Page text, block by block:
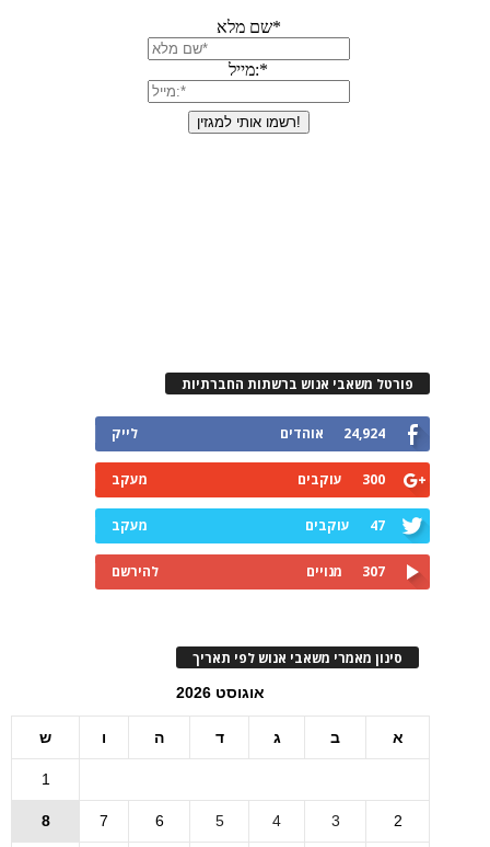
פורטל משאבי אנוש ברשתות החברתיות
24,924 אוהדים לייק
300 עוקבים מעקב
47 עוקבים מעקב
307 מנויים להירשם
סינון מאמרי משאבי אנוש לפי תאריך
אוגוסט 2026
א ב ג ד ה ו ש
1
2
3
4
5
6
7
8